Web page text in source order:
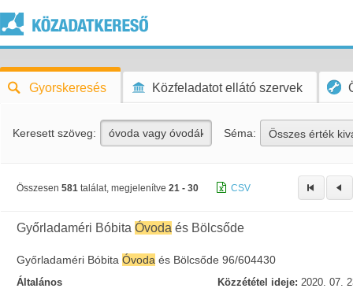
Gyorskeresés Közfeladatot ellátó szervek
Keresett szöveg: Séma: Összes érték
Összesen 581 találat, megjelenítve 21 - 30 CSV
Győrladaméri Bóbita Óvoda és Bölcsőde
Győrladaméri Bóbita Óvoda és Bölcsőde 96/604430
Általános Közzététel ideje: 2020. 07.